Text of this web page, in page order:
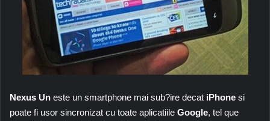
Nexus Un este un smartphone mai sub?ire decat iPhone si
poate fi usor sincronizat cu toate aplicatiile Google, tel que